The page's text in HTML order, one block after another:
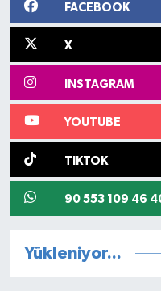
FACEBOOK
X
INSTAGRAM
YOUTUBE
TIKTOK
90 553 109 46
Yükleniyor...